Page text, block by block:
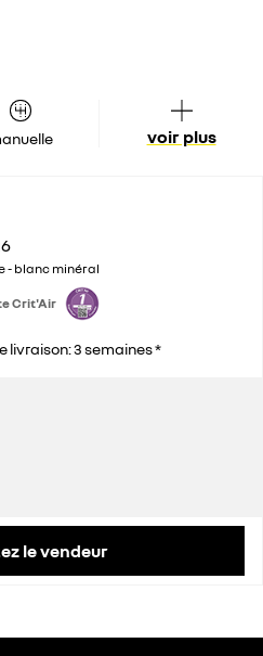
voir plus
- blanc minéral
Crit'Air
livraison: 3 semaines *
le vendeur